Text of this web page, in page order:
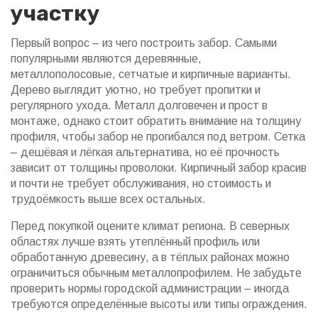
участку
Первый вопрос – из чего построить забор. Самыми
популярными являются деревянные,
металлополосовые, сетчатые и кирпичные варианты.
Дерево выглядит уютно, но требует пропитки и
регулярного ухода. Металл долговечен и прост в
монтаже, однако стоит обратить внимание на толщину
профиля, чтобы забор не прогибался под ветром. Сетка
– дешёвая и лёгкая альтернатива, но её прочность
зависит от толщины проволоки. Кирпичный забор красив
и почти не требует обслуживания, но стоимость и
трудоёмкость выше всех остальных.
Перед покупкой оцените климат региона. В северных
областях лучше взять утеплённый профиль или
обработанную древесину, а в тёплых районах можно
ограничиться обычным металлопрофилем. Не забудьте
проверить нормы городской администрации – иногда
требуются определённые высоты или типы ограждения.